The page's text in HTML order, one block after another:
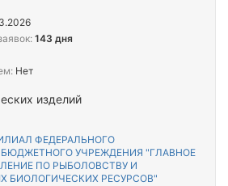
изделий
ФЕДЕРАЛЬНОГО
УЧРЕЖДЕНИЯ "ГЛАВНОЕ
ПО РЫБОЛОВСТВУ И
БИОЛОГИЧЕСКИХ РЕСУРСОВ"
143 дня
Нет